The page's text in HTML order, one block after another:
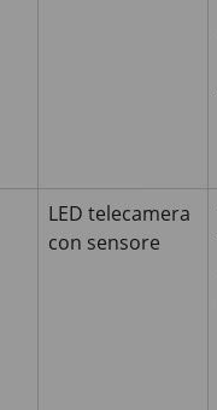
LED telecamera
con sensore